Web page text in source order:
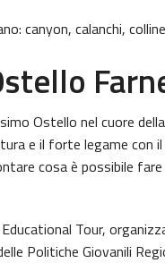
canyon, calanchi,
Ostello nel cuore
e il forte legame
cosa è possibile
Tour,
Politiche Giovanili